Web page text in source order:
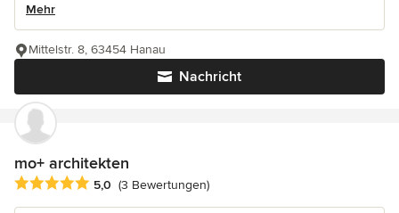
Mehr
Nachricht
Mittelstr. 8, 63454 Hanau
mo+ architekten
Durchschnittliche Bewertung: 5 von 5 Sternen
5,0 (3 Bewertungen)